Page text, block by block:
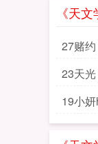
《天
27赌约
23天光
19小